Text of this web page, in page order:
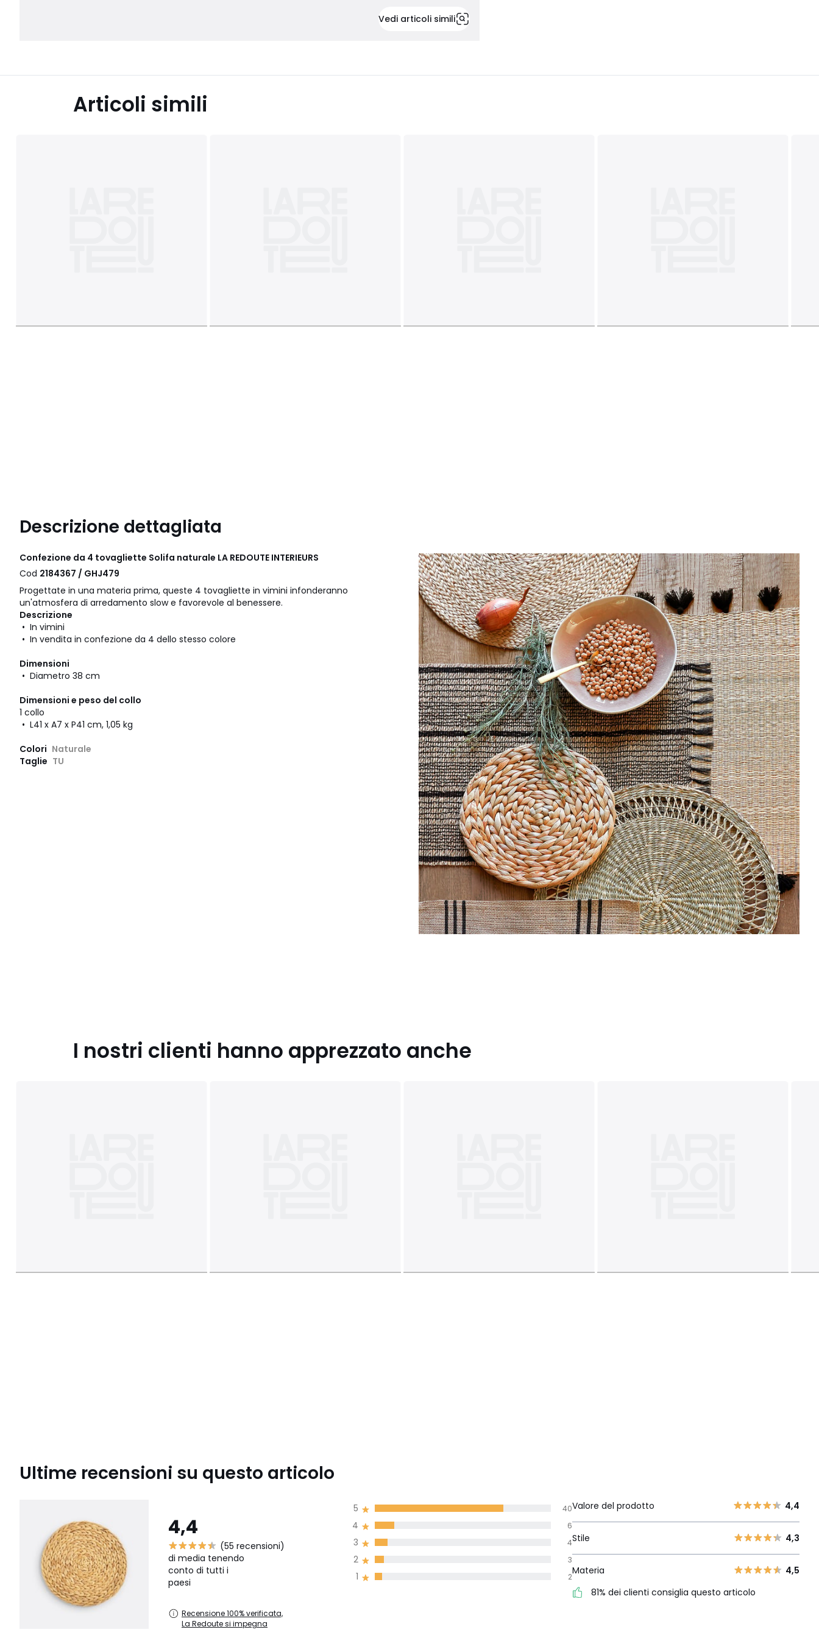
Vedi articoli simili
Articoli simili
Descrizione dettagliata
Confezione da 4 tovagliette Solifa naturale LA REDOUTE INTERIEURS
Cod 2184367 / GHJ479
Progettate in una materia prima, queste 4 tovagliette in vimini infonderanno
un'atmosfera di arredamento slow e favorevole al benessere.
Descrizione
• In vimini
• In vendita in confezione da 4 dello stesso colore
Dimensioni
• Diametro 38 cm
Dimensioni e peso del collo
1 collo
• L41 x A7 x P41 cm, 1,05 kg
Colori Naturale
Taglie TU
I nostri clienti hanno apprezzato anche
Ultime recensioni su questo articolo
4,4
(55 recensioni)
di media tenendo
conto di tutti i
paesi
Recensione 100% verificata,
La Redoute si impegna
1 2
2 3
3 4
4 6
5 40Valore del prodotto 4,4
Stile 4,3
Materia
4,5
81% dei clienti consiglia questo articolo